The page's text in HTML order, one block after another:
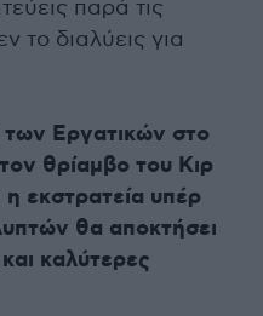
παρά τις
το διαλύεις για
Εργατικών στο
θρίαμβο του Κιρ
η εκστρατεία υπέρ
θα αποκτήσει
καλύτερες